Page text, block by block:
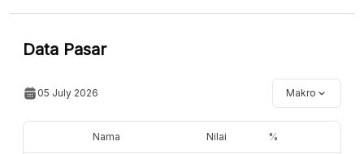
Data Pasar
05 July 2026 Makro
Nama Nilai %